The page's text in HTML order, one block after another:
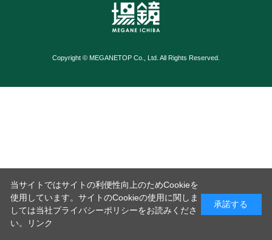
Copyright © MEGANETOP Co., Ltd. All Rights Reserved.
当サイトではサイトの利便性向上のためCookieを
使用しています。サイトのCookieの使用に関しま
しては当社プライバシーポリシーをお読みくださ
い。
リンク
承諾する